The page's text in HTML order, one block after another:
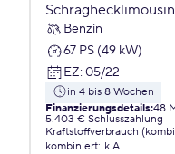
Benzin
67 PS (49 kW)
EZ: 05/22
in 4 bis 8 Wochen
Finanzierungsdetails:48
5.403 € Schlusszahlung
Kraftstoffverbrauch
kombiniert: k.A.